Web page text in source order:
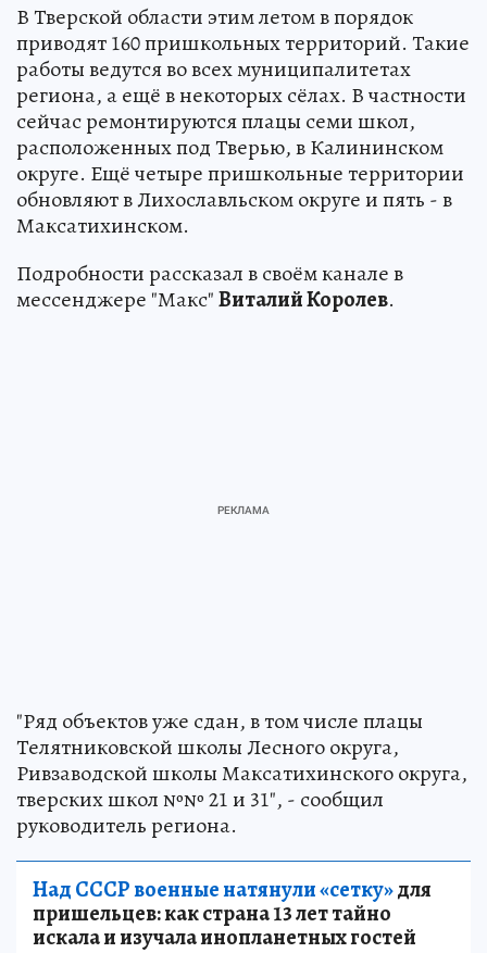
В Тверской области этим летом в порядок
приводят 160 пришкольных территорий. Такие
работы ведутся во всех муниципалитетах
региона, а ещё в некоторых сёлах. В частности
сейчас ремонтируются плацы семи школ,
расположенных под Тверью, в Калининском
округе. Ещё четыре пришкольные территории
обновляют в Лихославльском округе и пять - в
Максатихинском.
Подробности рассказал в своём канале в
мессенджере "Макс"Виталий Королев.
"Ряд объектов уже сдан, в том числе плацы
Телятниковской школы Лесного округа,
Ривзаводской школы Максатихинского округа,
тверских школ №№ 21 и 31", - сообщил
руководитель региона.
Над СССР военные натянули «сетку»для
пришельцев: как страна 13 лет тайно
искала и изучала инопланетных гостей